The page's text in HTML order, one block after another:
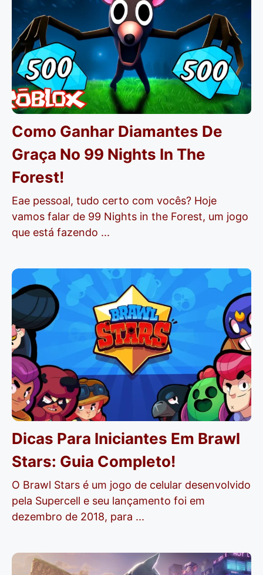
Como Ganhar Diamantes De
Graça No 99 Nights In The
Forest!
Eae pessoal, tudo certo com vocês? Hoje
vamos falar de 99 Nights in the Forest, um jogo
que está fazendo ...
Dicas Para Iniciantes Em Brawl
Stars: Guia Completo!
O Brawl Stars é um jogo de celular desenvolvido
pela Supercell e seu lançamento foi em
dezembro de 2018, para ...